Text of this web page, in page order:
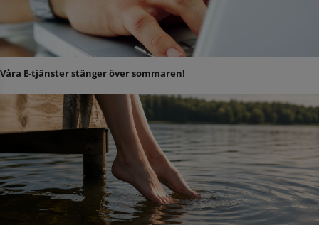
Våra E-tjänster stänger över sommaren!